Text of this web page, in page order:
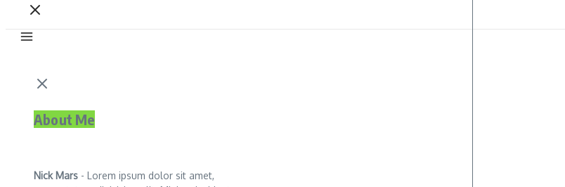
About Me
Nick Mars - Lorem ipsum dolor sit amet,